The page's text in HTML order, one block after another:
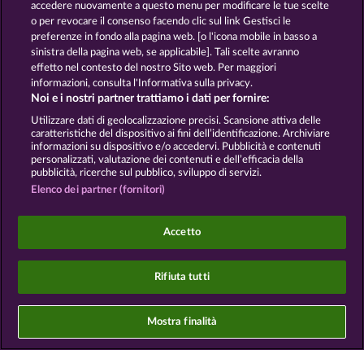
I giochi social da casinò sono volti esclusivamente
all'intrattenimento e non esercitano alcuna
influenza sull’eventuale futuro utilizzo di giochi
d'azzardo con denaro reale.
©2026 Whow Games GmbH
accedere nuovamente a questo menu per modificare le tue scelte
o per revocare il consenso facendo clic sul link Gestisci le
preferenze in fondo alla pagina web. [o l'icona mobile in basso a
sinistra della pagina web, se applicabile]. Tali scelte avranno
effetto nel contesto del nostro Sito web. Per maggiori
informazioni, consulta l'Informativa sulla privacy.
Noi e i nostri partner trattiamo i dati per fornire:
Utilizzare dati di geolocalizzazione precisi. Scansione attiva delle
caratteristiche del dispositivo ai fini dell’identificazione. Archiviare
informazioni su dispositivo e/o accedervi. Pubblicità e contenuti
personalizzati, valutazione dei contenuti e dell’efficacia della
pubblicità, ricerche sul pubblico, sviluppo di servizi.
Elenco dei partner (fornitori)
Accetto
Rifiuta tutti
Mostra finalità